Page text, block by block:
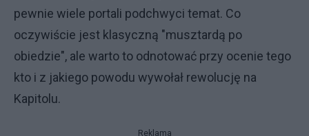
pewnie wiele portali podchwyci temat. Co
oczywiście jest klasyczną "musztardą po
obiedzie", ale warto to odnotować przy ocenie tego
kto i z jakiego powodu wywołał rewolucję na
Kapitolu.
Reklama